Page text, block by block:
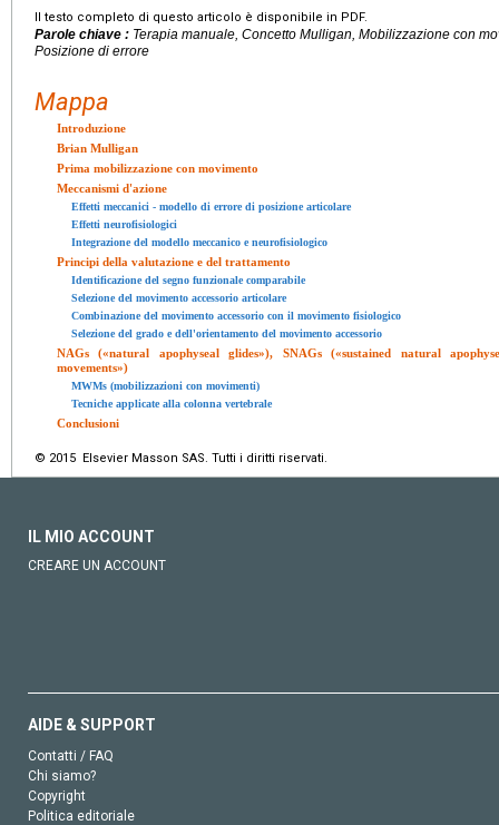
Il testo completo di questo articolo è disponibile in PDF.
Parole chiave : Terapia manuale, Concetto Mulligan, Mobilizzazione con
Posizione di errore
Mappa
Introduzione
Brian Mulligan
Prima mobilizzazione con movimento
Meccanismi d'azione
Effetti meccanici - modello di errore di posizione articolare
Effetti neurofisiologici
Integrazione del modello meccanico e neurofisiologico
Principi della valutazione e del trattamento
Identificazione del segno funzionale comparabile
Selezione del movimento accessorio articolare
Combinazione del movimento accessorio con il movimento fisiologico
Selezione del grado e dell'orientamento del movimento accessorio
NAGs («natural apophyseal glides»), SNAGs («sustained natural
movements»)
MWMs (mobilizzazioni con movimenti)
Tecniche applicate alla colonna vertebrale
Conclusioni
© 2015 Elsevier Masson SAS. Tutti i diritti riservati.
IL MIO ACCOUNT
CREARE UN ACCOUNT
AIDE & SUPPORT
Contatti / FAQ
Chi siamo?
Copyright
Politica editoriale